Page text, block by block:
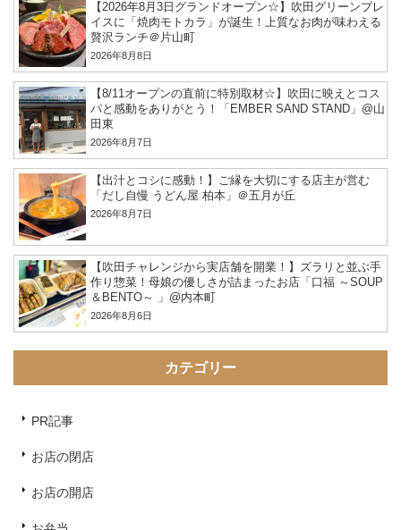
【2026年8月3日グランドオープン☆】吹田グリーンプレ
イスに「焼肉モトカラ」が誕生！上質なお肉が味わえる
贅沢ランチ＠片山町
2026年8月8日
【8/11オープンの直前に特別取材☆】吹田に映えとコス
パと感動をありがとう！「EMBER SAND STAND」@山
田東
2026年8月7日
【出汁とコシに感動！】ご縁を大切にする店主が営む
「だし自慢 うどん屋 柏本」＠五月が丘
2026年8月7日
【吹田チャレンジから実店舗を開業！】ズラリと並ぶ手
作り惣菜！母娘の優しさが詰まったお店「口福 ～SOUP
＆BENTO～ 」@内本町
2026年8月6日
カテゴリー
PR記事
お店の閉店
お店の開店